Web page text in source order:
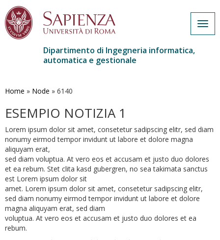
contenuto
Dipartimento di Ingegneria informatica,
automatica e gestionale
Home » Node » 6140
ESEMPIO NOTIZIA 1
Lorem ipsum dolor sit amet, consetetur sadipscing elitr, sed diam
nonumy eirmod tempor invidunt ut labore et dolore magna
aliquyam erat,
sed diam voluptua. At vero eos et accusam et justo duo dolores
et ea rebum. Stet clita kasd gubergren, no sea takimata sanctus
est Lorem ipsum dolor sit
amet. Lorem ipsum dolor sit amet, consetetur sadipscing elitr,
sed diam nonumy eirmod tempor invidunt ut labore et dolore
magna aliquyam erat, sed diam
voluptua. At vero eos et accusam et justo duo dolores et ea
rebum.